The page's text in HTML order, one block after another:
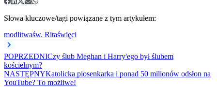
Słowa kluczowe/tagi powiązane z tym artykułem:
modlitwaśw. Ritaświęci
POPRZEDNICzy ślub Meghan i Harry'ego był ślubem
kościelnym?
NASTĘPNYKatolicka piosenkarka i ponad 50 milionów odsłon na
YouTube? To możliwe!